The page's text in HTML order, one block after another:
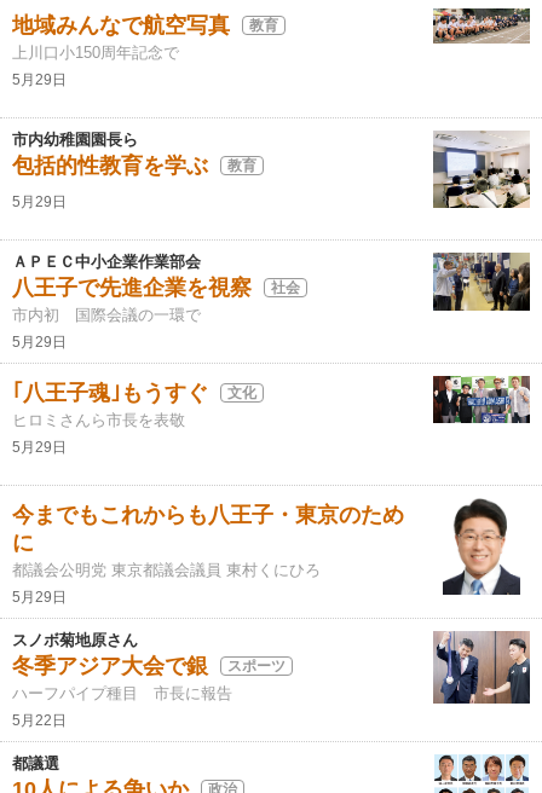
地域みんなで航空写真 教育
上川口小150周年記念で
5月29日
市内幼稚園園長ら
包括的性教育を学ぶ 教育
5月29日
ＡＰＥＣ中小企業作業部会
八王子で先進企業を視察 社会
市内初 国際会議の一環で
5月29日
｢八王子魂｣もうすぐ 文化
ヒロミさんら市長を表敬
5月29日
今までもこれからも八王子・東京のため
に
都議会公明党 東京都議会議員 東村くにひろ
5月29日
スノボ菊地原さん
冬季アジア大会で銀 スポーツ
ハーフパイプ種目 市長に報告
5月22日
都議選
政治